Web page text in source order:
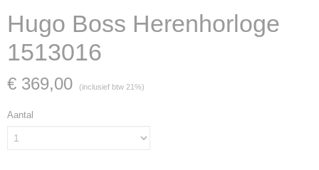
Hugo Boss Herenhorloge
1513016
€ 369,00 (inclusief btw 21%)
Aantal